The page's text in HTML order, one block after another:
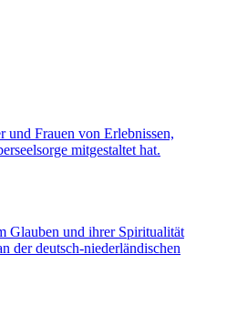
und Frauen von Erlebnissen,
mitgestaltet hat.
Glauben und ihrer Spiritualität
der deutsch-niederländischen